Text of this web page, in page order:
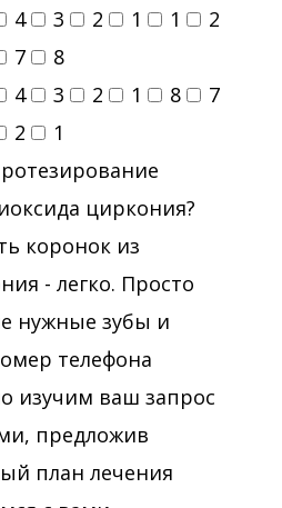
4 3 2 1 1
2
7
8
4 3 2 1 8
7
2
1
циркония?
коронок из
- легко. Просто
нужные зубы и
телефона
изучим ваш запрос
предложив
план лечения